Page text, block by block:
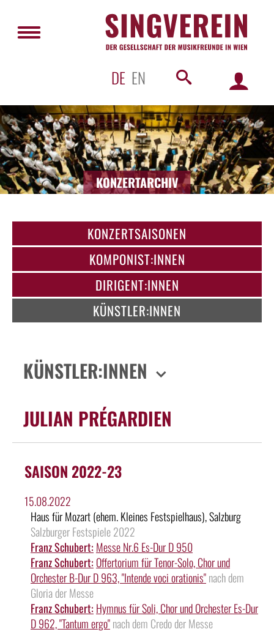
DE EN
KONZERTARCHIV
KONZERTSAISONEN
KOMPONIST:INNEN
DIRIGENT:INNEN
KÜNSTLER:INNEN
KÜNSTLER:INNEN
JULIAN PRÉGARDIEN
SAISON 2022-23
15.08.2022
Haus für Mozart (ehem. Kleines Festspielhaus), Salzburg
Salzburger Festspiele 2022
Franz Schubert: Messe Nr.6 Es-Dur D 950
Franz Schubert: Offertorium für Tenor-Solo, Chor und
Orchester B-Dur D 963, "Intende voci orationis"nach dem
Gloria der Messe
Franz Schubert: Hymnus für Soli, Chor und Orchester Es-Dur
D 962, "Tantum ergo"nach dem Credo der Messe